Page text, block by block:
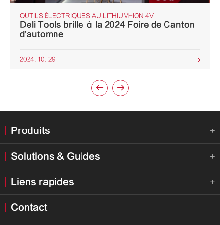
OUTILS ÉLECTRIQUES AU LITHIUM-ION 4V
Deli Tools brille à la 2024 Foire de Canton
d'automne
2024. 10. 29 
 
Produits 
Solutions & Guides 
Liens rapides 
Contact